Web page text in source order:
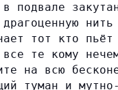
подвале
нить
тот кто
те кому
на всю
туман и